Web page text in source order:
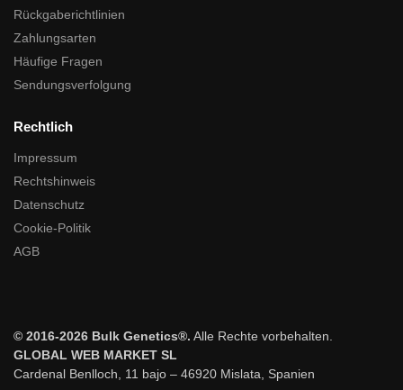
Rückgaberichtlinien
Zahlungsarten
Häufige Fragen
Sendungsverfolgung
Rechtlich
Impressum
Rechtshinweis
Datenschutz
Cookie-Politik
AGB
© 2016-2026 Bulk Genetics®. Alle Rechte vorbehalten.
GLOBAL WEB MARKET SL
Cardenal Benlloch, 11 bajo – 46920 Mislata, Spanien